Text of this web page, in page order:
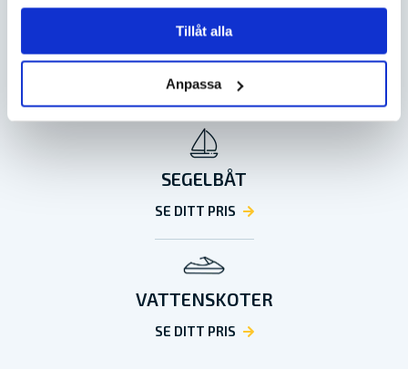
Tillåt alla
Anpassa
INOMBORDARE
SE DITT PRIS
SEGELBÅT
SE DITT PRIS
VATTENSKOTER
SE DITT PRIS